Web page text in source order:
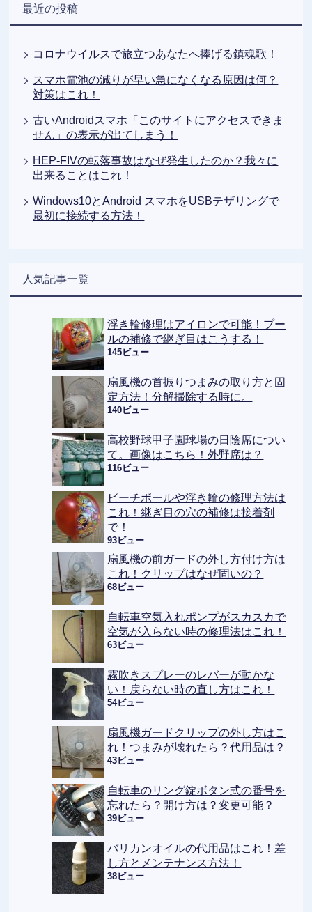
最近の投稿
コロナウイルスで旅立つあなたへ捧げる鎮魂歌！
スマホ電池の減りが早い急になくなる原因は何？
対策はこれ！
古いAndroidスマホ「このサイトにアクセスできま
せん」の表示が出てしまう！
HEP-FIVの転落事故はなぜ発生したのか？我々に
出来ることはこれ！
Windows10とAndroid スマホをUSBテザリングで
最初に接続する方法！
人気記事一覧
浮き輪修理はアイロンで可能！プー
ルの補修で継ぎ目はこうする！
145ビュー
扇風機の首振りつまみの取り方と固
定方法！分解掃除する時に。
140ビュー
高校野球甲子園球場の日陰席につい
て。画像はこちら！外野席は？
116ビュー
ビーチボールや浮き輪の修理方法は
これ！継ぎ目の穴の補修は接着剤
で！
93ビュー
扇風機の前ガードの外し方付け方は
これ！クリップはなぜ固いの？
68ビュー
自転車空気入れポンプがスカスカで
空気が入らない時の修理法はこれ！
63ビュー
霧吹きスプレーのレバーが動かな
い！戻らない時の直し方はこれ！
54ビュー
扇風機ガードクリップの外し方はこ
れ！つまみが壊れたら？代用品は？
43ビュー
自転車のリング錠ボタン式の番号を
忘れたら？開け方は？変更可能？
39ビュー
バリカンオイルの代用品はこれ！差
し方とメンテナンス方法！
38ビュー